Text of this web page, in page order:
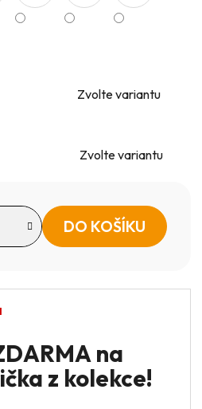
Zvolte variantu
Zvolte variantu
DO KOŠÍKU
na
z kolekce!